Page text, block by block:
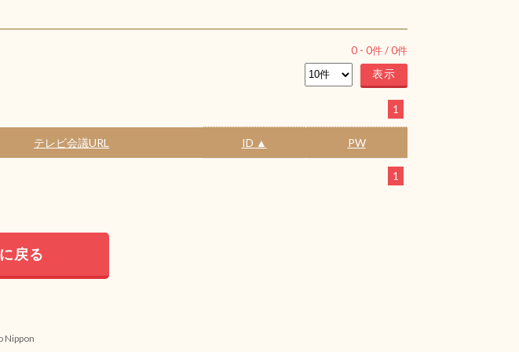
0 - 0件 /0件
1
テレビ会議URL ID ▲ PW
1
戻る
Nippon